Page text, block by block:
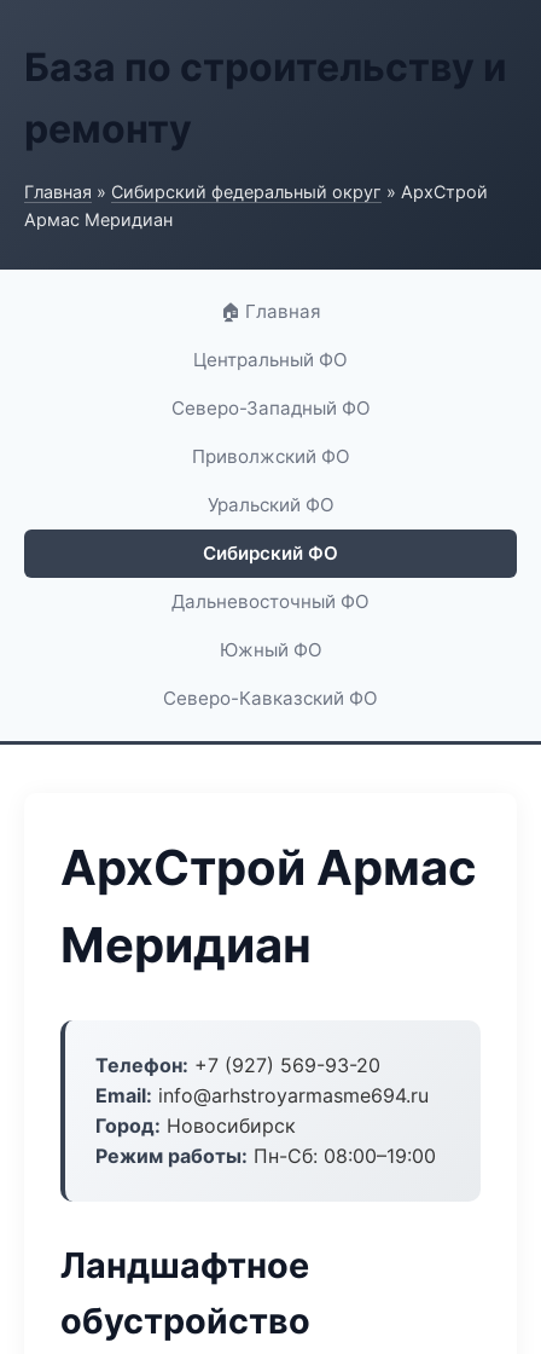
База по строительству и
ремонту
Главная » Сибирский федеральный округ » АрхСтрой
Армас Меридиан
🏠 Главная
Центральный ФО
Северо-Западный ФО
Приволжский ФО
Уральский ФО
Сибирский ФО
Дальневосточный ФО
Южный ФО
Северо-Кавказский ФО
АрхСтрой Армас
Меридиан
Телефон: +7 (927) 569-93-20
Email: info@arhstroyarmasme694.ru
Город: Новосибирск
Режим работы: Пн-Сб: 08:00–19:00
Ландшафтное
обустройство